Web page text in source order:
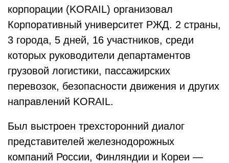
корпорации (KORAIL) организовал
Корпоративный университет РЖД. 2 страны,
3 города, 5 дней, 16 участников, среди
которых руководители департаментов
грузовой логистики, пассажирских
перевозок, безопасности движения и других
направлений KORAIL.
Был выстроен трехсторонний диалог
представителей железнодорожных
компаний России, Финляндии и Кореи —